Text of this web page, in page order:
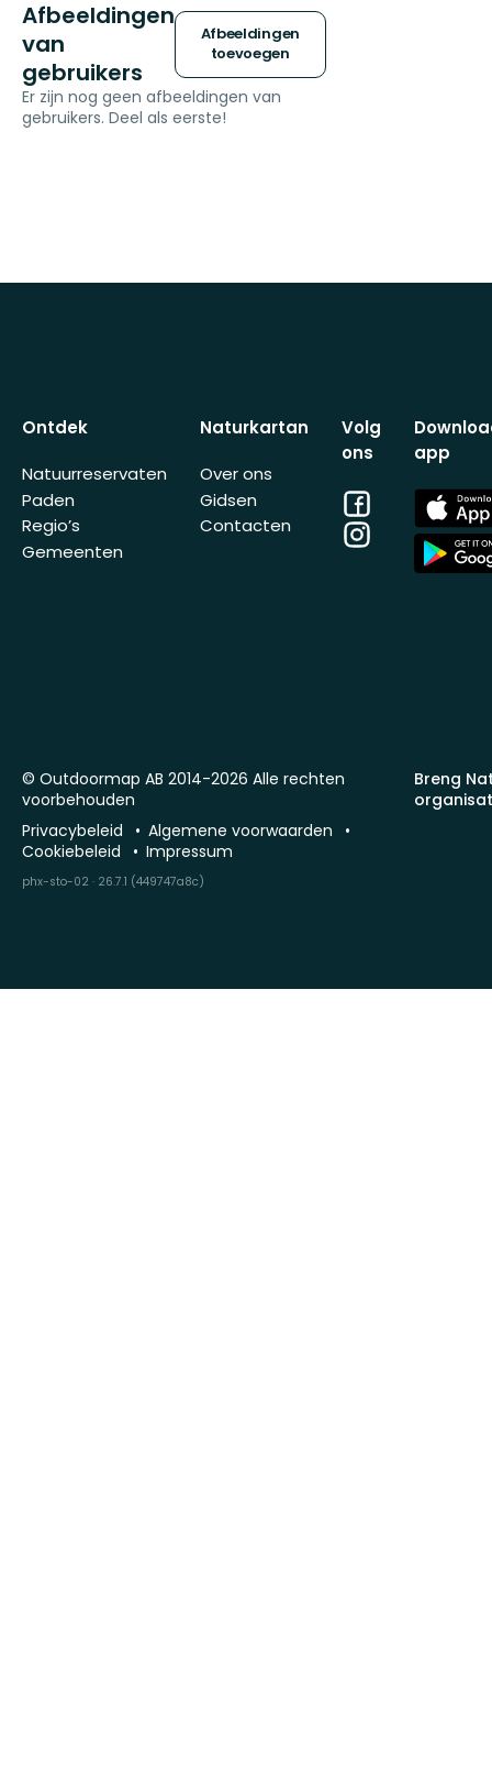
Afbeeldingen
van
gebruikers
Afbeeldingen
toevoegen
Er zijn nog geen afbeeldingen van
gebruikers. Deel als eerste!
Ontdek
Natuurreservaten
Paden
Regio’s
Gemeenten
Naturkartan
Over ons
Gidsen
Contacten
Volg
ons
Facebook
Instagram
app
App
Store
App
Store
Breng
© Outdoormap AB 2014-2026 Alle rechten
voorbehouden
Privacybeleid
Algemene voorwaarden
Cookiebeleid
Impressum
phx-sto-02 · 26.7.1 (449747a8c)